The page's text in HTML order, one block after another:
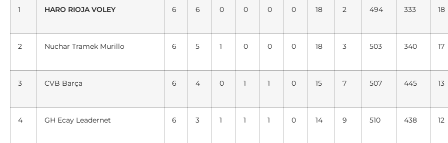
1 HARO RIOJA VOLEY 6 6 0 0 0 0 18 2 494 333 18
2 Nuchar Tramek Murillo 6 5 1 0 0 0 18 3 503 340 17
3 CVB Barça 6 4 0 1 1 0 15 7 507 445 13
4 GH Ecay Leadernet 6 3 1 1 1 0 14 9 510 438 12